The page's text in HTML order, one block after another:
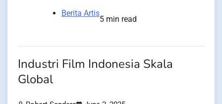
Berita Artis
5 min read
Industri Film Indonesia Skala
Global